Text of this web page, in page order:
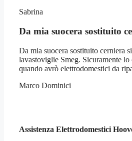
Sabrina
Da mia suocera sostituito
Da mia suocera sostituito cerniera
lavastoviglie Smeg. Sicuramente lo
quando avrò elettrodomestici da
Marco Dominici
Assistenza Elettrodomestici